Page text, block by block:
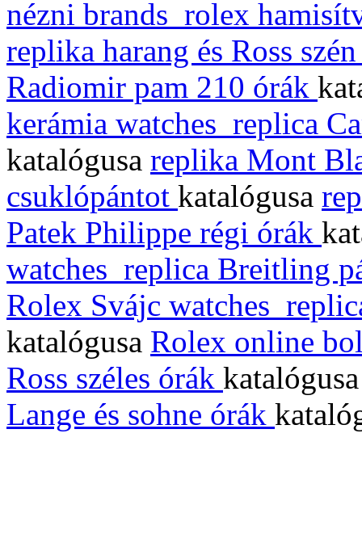
nézni brands_rolex
replika harang és Ross
Radiomir pam 210 órák
kerámia watches_replica
katalógusa replika Mont
csuklópántot katalógusa
Patek Philippe régi órák
watches_replica Breitling
Rolex Svájc
katalógusa Rolex online
Ross széles órák
Lange és sohne órák